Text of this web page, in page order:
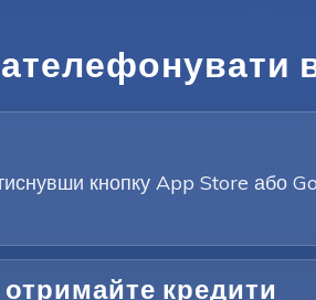
кнопку App Store або